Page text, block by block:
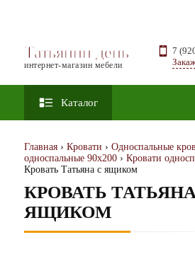
Татьянин день
интернет-магазин мебели
7
Каталог
Главная › Кровати › Односпальные
односпальные 90х200 › Кровати
Кровать Татьяна с ящиком
КРОВАТЬ
ЯЩИКОМ